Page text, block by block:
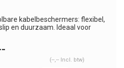
kabelbeschermers: flexibel,
en duurzaam. Ideaal voor
(--,-- Incl. btw)